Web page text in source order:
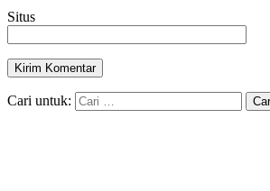
Situs
Cari untuk: